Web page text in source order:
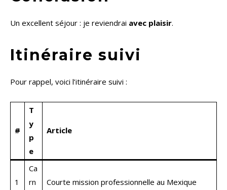
Un excellent séjour : je reviendrai avec plaisir.
Itinéraire suivi
Pour rappel, voici l’itinéraire suivi :
#
T
y
p
e
Article
1
Ca
rn
Courte mission professionnelle au Mexique